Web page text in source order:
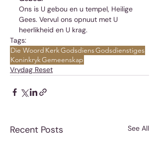
Ons is U gebou en u tempel, Heilige
Gees. Vervul ons opnuut met U
heerlikheid en U krag.
Tags:
Die Woord KerkGodsdiensGodsdienstiges
KoninkrykGemeenskap
Vrydag Reset
Recent Posts See All